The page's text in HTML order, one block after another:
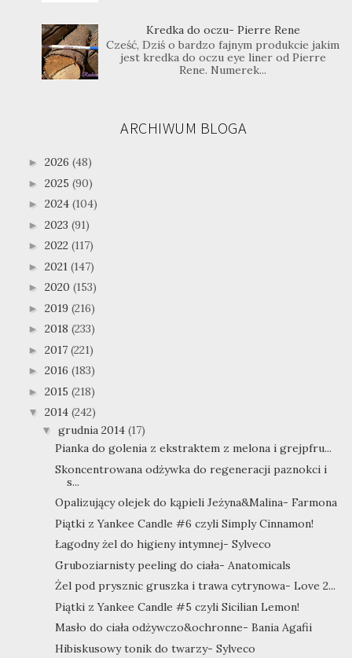
Kredka do oczu- Pierre Rene
Cześć, Dziś o bardzo fajnym produkcie jakim
jest kredka do oczu eye liner od Pierre
Rene. Numerek...
ARCHIWUM BLOGA
► 2026 (48)
► 2025 (90)
► 2024 (104)
► 2023 (91)
► 2022 (117)
► 2021 (147)
► 2020 (153)
► 2019 (216)
► 2018 (233)
► 2017 (221)
► 2016 (183)
► 2015 (218)
▼ 2014 (242)
▼ grudnia 2014 (17)
Pianka do golenia z ekstraktem z melona i grejpfru...
Skoncentrowana odżywka do regeneracji paznokci i
s...
Opalizujący olejek do kąpieli Jeżyna&Malina- Farmona
Piątki z Yankee Candle #6 czyli Simply Cinnamon!
Łagodny żel do higieny intymnej- Sylveco
Gruboziarnisty peeling do ciała- Anatomicals
Żel pod prysznic gruszka i trawa cytrynowa- Love 2...
Piątki z Yankee Candle #5 czyli Sicilian Lemon!
Masło do ciała odżywczo&ochronne- Bania Agafii
Hibiskusowy tonik do twarzy- Sylveco